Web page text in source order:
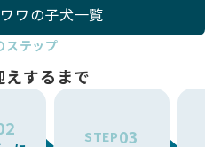
ワの子犬一覧
ステップ
するまで
STEP03